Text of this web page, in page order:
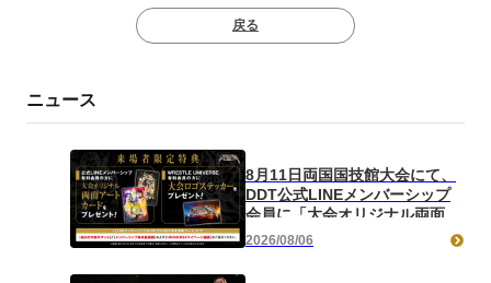
戻る
ニュース
8月11日両国国技館大会にて、
DDT公式LINEメンバーシップ
会員に「大会オリジナル両面ア
ートカード」をプレゼント！
2026/08/06